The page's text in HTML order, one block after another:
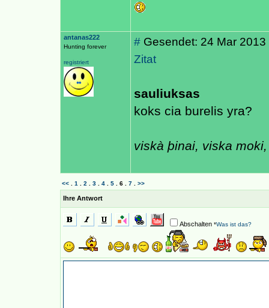
antanas222
Hunting forever
registriert
# Gesendet: 24 Mar 2013
Zitat
sauliuksas
koks cia burelis yra?
viskà þinai, viska
<< 1 2 3 4 5 6 7 >>
Ihre Antwort
Abschalten *Was ist das?